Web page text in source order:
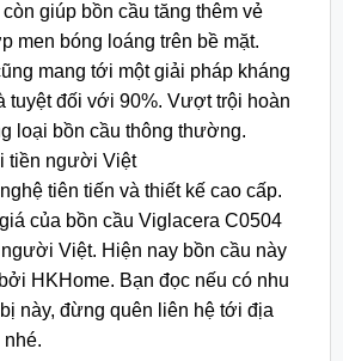
giúp bồn cầu tăng thêm vẻ
men bóng loáng trên bề mặt.
mang tới một giải pháp kháng
tuyệt đối với 90%. Vượt trội hoàn
loại bồn cầu thông thường.
tiền người Việt
tiên tiến và thiết kế cao cấp.
của bồn cầu Viglacera C0504
Việt. Hiện nay bồn cầu này
HKHome. Bạn đọc nếu có nhu
này, đừng quên liên hệ tới địa
nhé.